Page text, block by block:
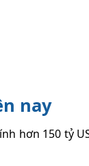
nay
hơn 150 tỷ